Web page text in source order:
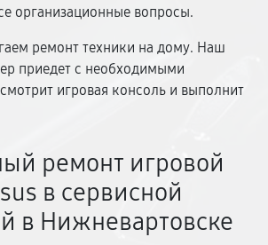
организационные вопросы.
ремонт техники на дому. Наш
приедет с необходимыми
игровая консоль и выполнит
ремонт игровой
в сервисной
в Нижневартовске